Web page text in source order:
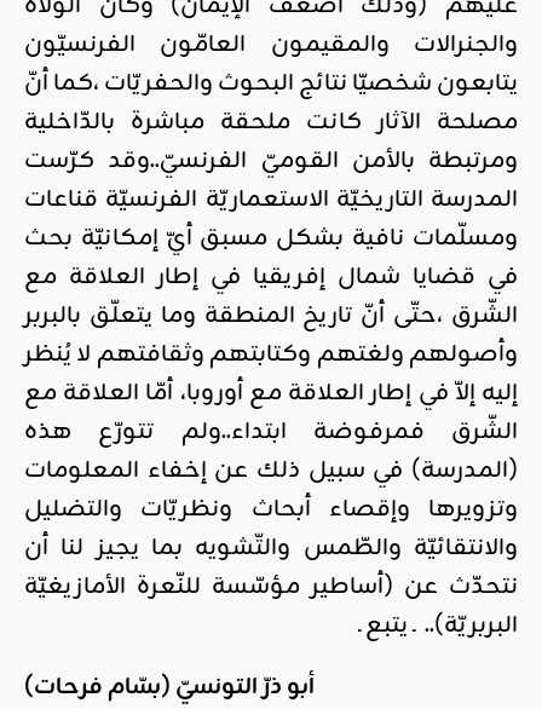
والجنرالات والمقيمون العامّون الفرنسيّون
يتابعون شخصيّا نتائج البحوث والحفريّات ،كما أنّ
مصلحة الآثار كانت ملحقة مباشرة بالدّاخلية
ومرتبطة بالأمن القوميّ الفرنسيّ..وقد كرّست
المدرسة التاريخيّة الاستعماريّة الفرنسيّة قناعات
ومسلّمات نافية بشكل مسبق أيّ إمكانيّة بحث
في قضايا شمال إفريقيا في إطار العلاقة مع
الشّرق ،حتّى أنّ تاريخ المنطقة وما يتعلّق بالبربر
وأصولهم ولغتهم وكتابتهم وثقافتهم لا يُنظر
إليه إلاّ في إطار العلاقة مع أوروبا، أمّا العلاقة مع
الشّرق فمرفوضة ابتداء..ولم تتورّع هذه
(المدرسة) في سبيل ذلك عن إخفاء المعلومات
وتزويرها وإقصاء أبحاث ونظريّات والتضليل
والانتقائيّة والطّمس والتّشويه بما يجيز لنا أن
نتحدّث عن (أساطير مؤسّسة للنّعرة الأمازيغيّة
البربريّة).. ـ يتبع ـ
أبو ذرّ التونسيّ (بسّام فرحات)